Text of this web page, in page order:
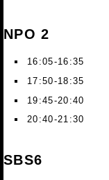
NPO 2
16:05-16:35
17:50-18:35
19:45-20:40
20:40-21:30
SBS6